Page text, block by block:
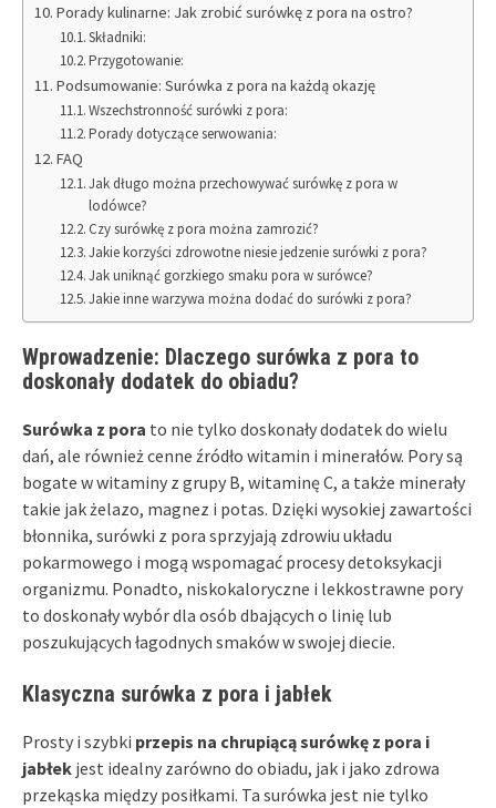
Porady kulinarne: Jak zrobić surówkę z pora na ostro?
Składniki:
Przygotowanie:
Podsumowanie: Surówka z pora na każdą okazję
Wszechstronność surówki z pora:
Porady dotyczące serwowania:
FAQ
Jak długo można przechowywać surówkę z pora w
lodówce?
Czy surówkę z pora można zamrozić?
Jakie korzyści zdrowotne niesie jedzenie surówki z pora?
Jak uniknąć gorzkiego smaku pora w surówce?
Jakie inne warzywa można dodać do surówki z pora?
Wprowadzenie: Dlaczego surówka z pora to
doskonały dodatek do obiadu?
Surówka z pora to nie tylko doskonały dodatek do wielu
dań, ale również cenne źródło witamin i minerałów. Pory są
bogate w witaminy z grupy B, witaminę C, a także minerały
takie jak żelazo, magnez i potas. Dzięki wysokiej zawartości
błonnika, surówki z pora sprzyjają zdrowiu układu
pokarmowego i mogą wspomagać procesy detoksykacji
organizmu. Ponadto, niskokaloryczne i lekkostrawne pory
to doskonały wybór dla osób dbających o linię lub
poszukujących łagodnych smaków w swojej diecie.
Klasyczna surówka z pora i jabłek
Prosty i szybki przepis na chrupiącą surówkę z pora i
jabłek jest idealny zarówno do obiadu, jak i jako zdrowa
przekąska między posiłkami. Ta surówka jest nie tylko